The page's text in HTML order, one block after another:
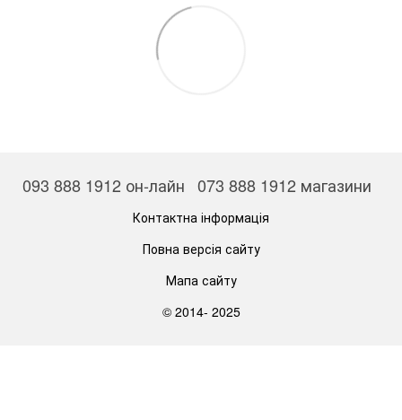
093 888 1912 он-лайн 073 888 1912 магазини
Контактна інформація
Повна версія сайту
Мапа сайту
© 2014- 2025